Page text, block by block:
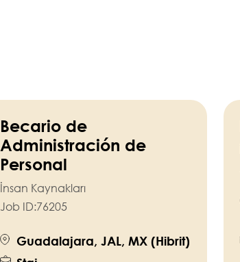
Becario de
Administración de
Personal
İnsan Kaynakları
Job ID:76205
Guadalajara, JAL, MX (Hibrit)